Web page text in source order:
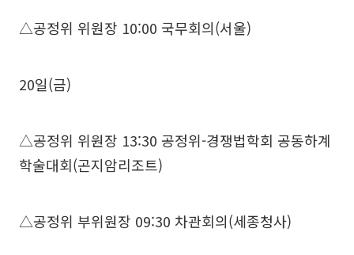
△공정위 위원장 10:00 국무회의(서울)
20일(금)
△공정위 위원장 13:30 공정위-경쟁법학회 공동하계
학술대회(곤지암리조트)
△공정위 부위원장 09:30 차관회의(세종청사)